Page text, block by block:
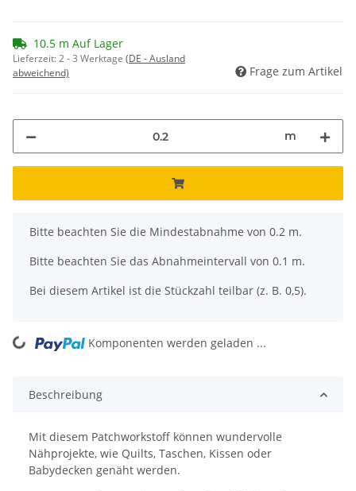
10.5 m Auf Lager
Lieferzeit:2 - 3 Werktage (DE - Ausland
abweichend)
Frage zum Artikel
m
x
Bitte beachten Sie die Mindestabnahme von 0.2 m.
Bitte beachten Sie das Abnahmeintervall von 0.1 m.
Bei diesem Artikel ist die Stückzahl teilbar (z. B. 0,5).
Komponenten werden geladen ...
Beschreibung
Mit diesem Patchworkstoff können wundervolle
Nähprojekte, wie Quilts, Taschen, Kissen oder
Babydecken genäht werden.